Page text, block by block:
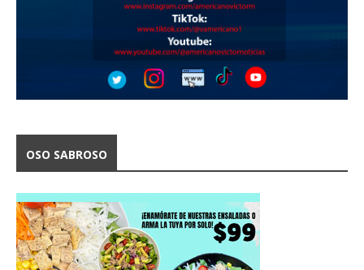
OSO SABROSO